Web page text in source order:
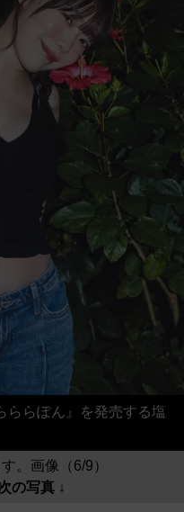
らぽん』を発売する塩
。画像（6/9）
の写真 ↓